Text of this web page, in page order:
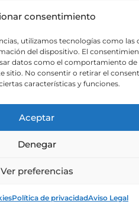
consentimiento
utilizamos tecnologías como las
del dispositivo. El
datos como el comportamiento de
sitio. No consentir o retirar el
características y funciones.
Aceptar
Denegar
Ver preferencias
Política de privacidadAviso Legal